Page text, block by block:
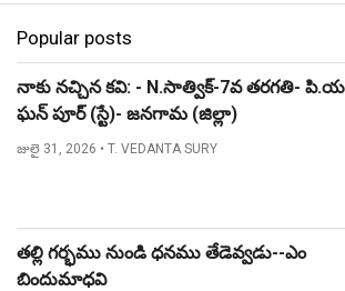
Popular posts
నాకు నచ్చిన కవి: - N.సాత్విక్-7వ తరగతి-
ఘన్ పూర్ (స్టే)- జనగామ (జిల్లా)
జులై 31, 2026 • T. VEDANTA SURY
తల్లి గర్భము నుండి ధనము తేడెవ్వడు--ఎం
బిందుమాధవి